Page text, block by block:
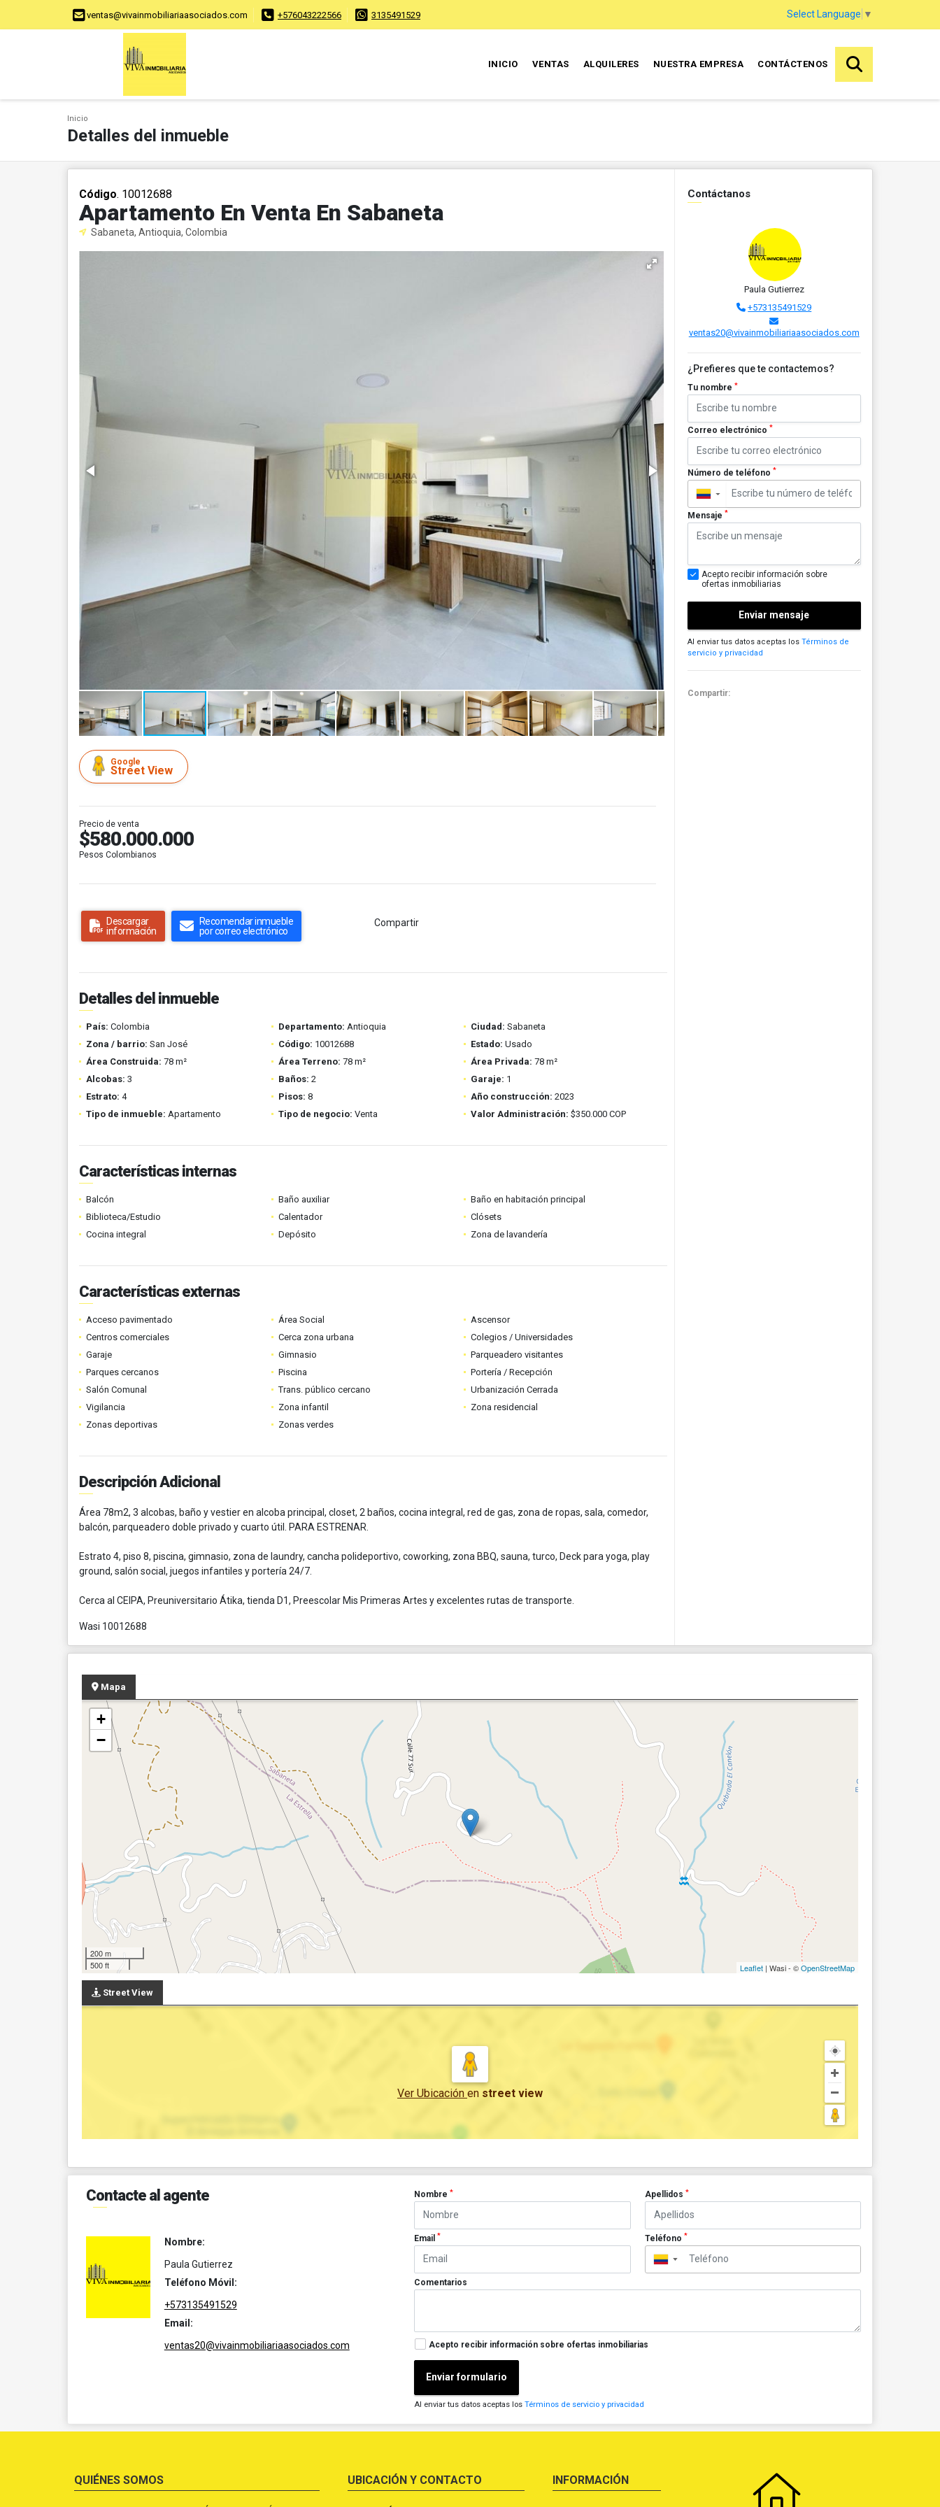
ventas@vivainmobiliariaasociados.com +576043222566 3135491529 Select Language ▼
INICIO VENTAS ALQUILERES NUESTRA EMPRESA CONTÁCTENOS
Inicio
Detalles del inmueble
Código. 10012688
Apartamento En Venta En Sabaneta
Sabaneta, Antioquia, Colombia
Google
Street View
Precio de venta
$580.000.000
Pesos Colombianos
Descargar
información
Recomendar inmueble
por correo electrónico
Compartir
Detalles del inmueble
País: Colombia Departamento: Antioquia Ciudad: Sabaneta
Zona / barrio: San José Código: 10012688 Estado: Usado
Área Construida: 78 m² Área Terreno: 78 m² Área Privada: 78 m²
Alcobas: 3 Baños: 2 Garaje: 1
Estrato: 4 Pisos: 8 Año construcción: 2023
Tipo de inmueble: Apartamento Tipo de negocio: Venta Valor Administración: $350.000 COP
Características internas
Balcón Baño auxiliar
Baño en habitación principal
Biblioteca/Estudio
Calentador
Clósets
Cocina integral
Depósito Zona de lavandería
Características externas
Acceso pavimentado Área Social
Ascensor
Centros comerciales
Cerca zona urbana
Colegios / Universidades
Garaje
Gimnasio
Parqueadero visitantes
Parques cercanos
Piscina
Portería / Recepción
Salón Comunal
Trans. público cercano
Urbanización Cerrada
Vigilancia
Zona infantil
Zona residencial
Zonas deportivas
Zonas verdes
Descripción Adicional
Área 78m2, 3 alcobas, baño y vestier en alcoba principal, closet, 2 baños, cocina integral, red de gas, zona de ropas, sala, comedor,
balcón, parqueadero doble privado y cuarto útil. PARA ESTRENAR.
Estrato 4, piso 8, piscina, gimnasio, zona de laundry, cancha polideportivo, coworking, zona BBQ, sauna, turco, Deck para yoga, play
ground, salón social, juegos infantiles y portería 24/7.
Cerca al CEIPA, Preuniversitario Átika, tienda D1, Preescolar Mis Primeras Artes y excelentes rutas de transporte.
Wasi 10012688
Contáctanos
Paula Gutierrez
+573135491529
ventas20@vivainmobiliariaasociados.com
¿Prefieres que te contactemos?
Tu nombre *
Correo electrónico *
Número de teléfono *
▼
Mensaje *
Acepto recibir información sobre
ofertas inmobiliarias
Enviar mensaje
Al enviar tus datos aceptas los Términos de
servicio y privacidad
Compartir:
Mapa
+
−
200 m
500 ft
Leaflet | Wasi - ©OpenStreetMap
Street View
Ver Ubicación en street view
Contacte al agente
Nombre:
Paula Gutierrez
Teléfono Móvil:
+573135491529
Email:
ventas20@vivainmobiliariaasociados.com
Nombre* Apellidos *
Email* Teléfono *
▼
Comentarios
Acepto recibir información sobre ofertas inmobiliarias
Enviar formulario
Al enviar tus datos aceptas losTérminos de servicio y privacidad
QUIÉNES SOMOS UBICACIÓN Y CONTACTO INFORMACIÓN